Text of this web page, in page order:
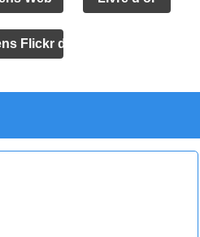
Flickr des amis